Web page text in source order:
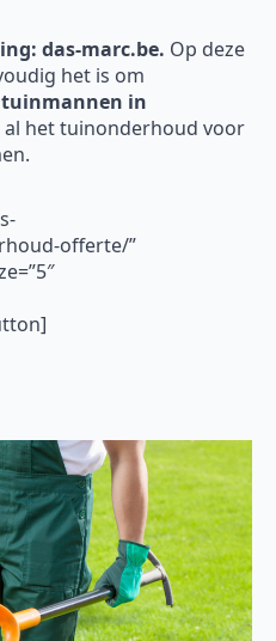
das-marc.be. Op deze
het is om
in
al het tuinonderhoud voor
offerte/”